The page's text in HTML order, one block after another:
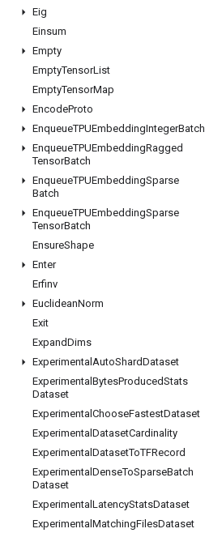
Eig
Einsum
Empty
EmptyTensorList
EmptyTensorMap
EncodeProto
EnqueueTPUEmbeddingIntegerBatch
EnqueueTPUEmbeddingRagged
TensorBatch
EnqueueTPUEmbeddingSparse
Batch
EnqueueTPUEmbeddingSparse
TensorBatch
EnsureShape
Enter
Erfinv
EuclideanNorm
Exit
ExpandDims
Experimental AutoShardDataset
Experimental BytesProducedStats
Dataset
Experimental ChooseFastestDataset
Experimental DatasetCardinality
Experimental DatasetToTFRecord
Experimental DenseToSparseBatch
Dataset
Experimental LatencyStatsDataset
Experimental MatchingFilesDataset
Мы в социальных сетях
Форум